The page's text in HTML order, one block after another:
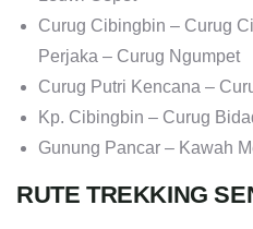
Curug Cibingbin – Curug
Perjaka – Curug Ngumpet
Curug Putri Kencana –
Kp. Cibingbin – Curug
Gunung Pancar – Kawah
RUTE TREKKING